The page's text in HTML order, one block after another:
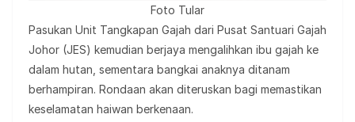
Foto Tular
Pasukan Unit Tangkapan Gajah dari Pusat Santuari Gajah
Johor (JES) kemudian berjaya mengalihkan ibu gajah ke
dalam hutan, sementara bangkai anaknya ditanam
berhampiran. Rondaan akan diteruskan bagi memastikan
keselamatan haiwan berkenaan.